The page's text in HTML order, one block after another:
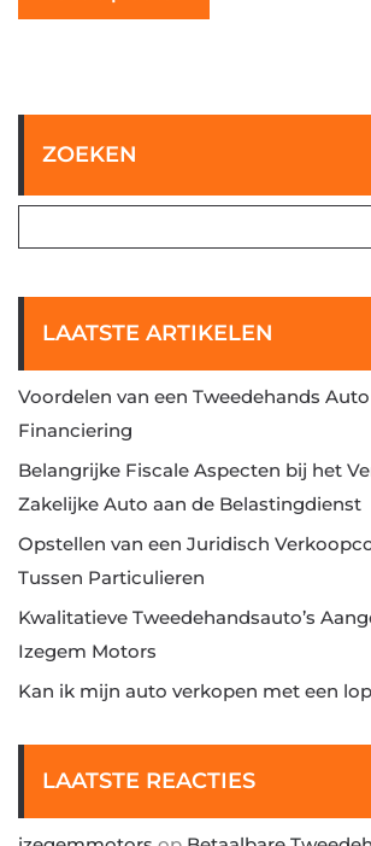
ZOEKEN
LAATSTE ARTIKELEN
Voordelen van een Tweedehands
Financiering
Belangrijke Fiscale Aspecten bij het
Zakelijke Auto aan de Belastingdienst
Opstellen van een Juridisch
Tussen Particulieren
Kwalitatieve Tweedehandsauto’s
Izegem Motors
Kan ik mijn auto verkopen met een
LAATSTE REACTIES